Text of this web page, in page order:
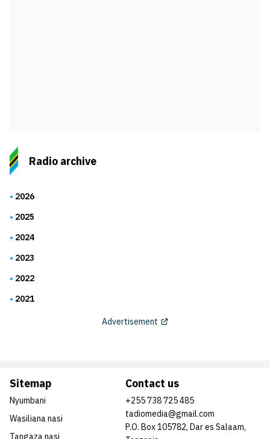
Radio archive
2026
2025
2024
2023
2022
2021
Advertisement
Sitemap
Nyumbani
Wasiliana nasi
Tangaza nasi
Contact us
+255 738 725 485
tadiomedia@gmail.com
P.O. Box 105782, Dar es Salaam,